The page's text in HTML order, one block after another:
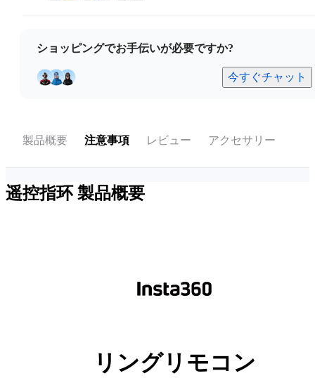
ショッピングでお手伝いが必要ですか?
今すぐチャット
製品概要 注意事項 レビュー アクセサリー
遥控指环 製品概要
リングリモコン